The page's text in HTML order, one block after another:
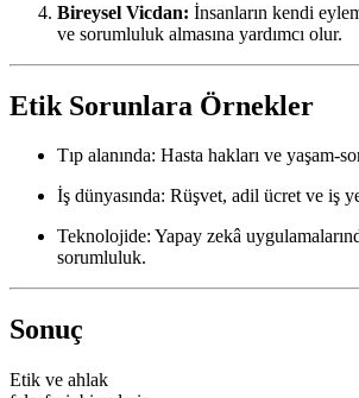
Bireysel Vicdan: İnsanların kendi
ve sorumluluk almasına yardımcı olur.
Etik Sorunlara Örnekler
Tıp alanında: Hasta hakları ve yaşam-
İş dünyasında: Rüşvet, adil ücret ve iş
Teknolojide: Yapay zekâ
sorumluluk.
Sonuç
Etik ve ahlak